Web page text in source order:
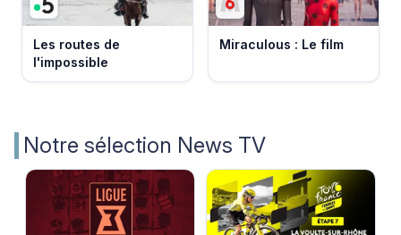
Les routes de
l'impossible
Miraculous : Le film
Notre sélection News TV